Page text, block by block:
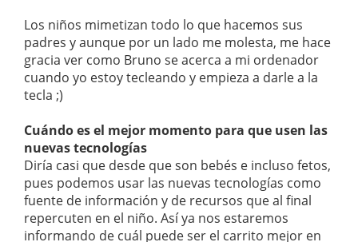
Los niños mimetizan todo lo que hacemos sus
padres y aunque por un lado me molesta, me hace
gracia ver como Bruno se acerca a mi ordenador
cuando yo estoy tecleando y empieza a darle a la
tecla ;)
Cuándo es el mejor momento para que usen las
nuevas tecnologías
Diría casi que desde que son bebés e incluso fetos,
pues podemos usar las nuevas tecnologías como
fuente de información y de recursos que al final
repercuten en el niño. Así ya nos estaremos
informando de cuál puede ser el carrito mejor en